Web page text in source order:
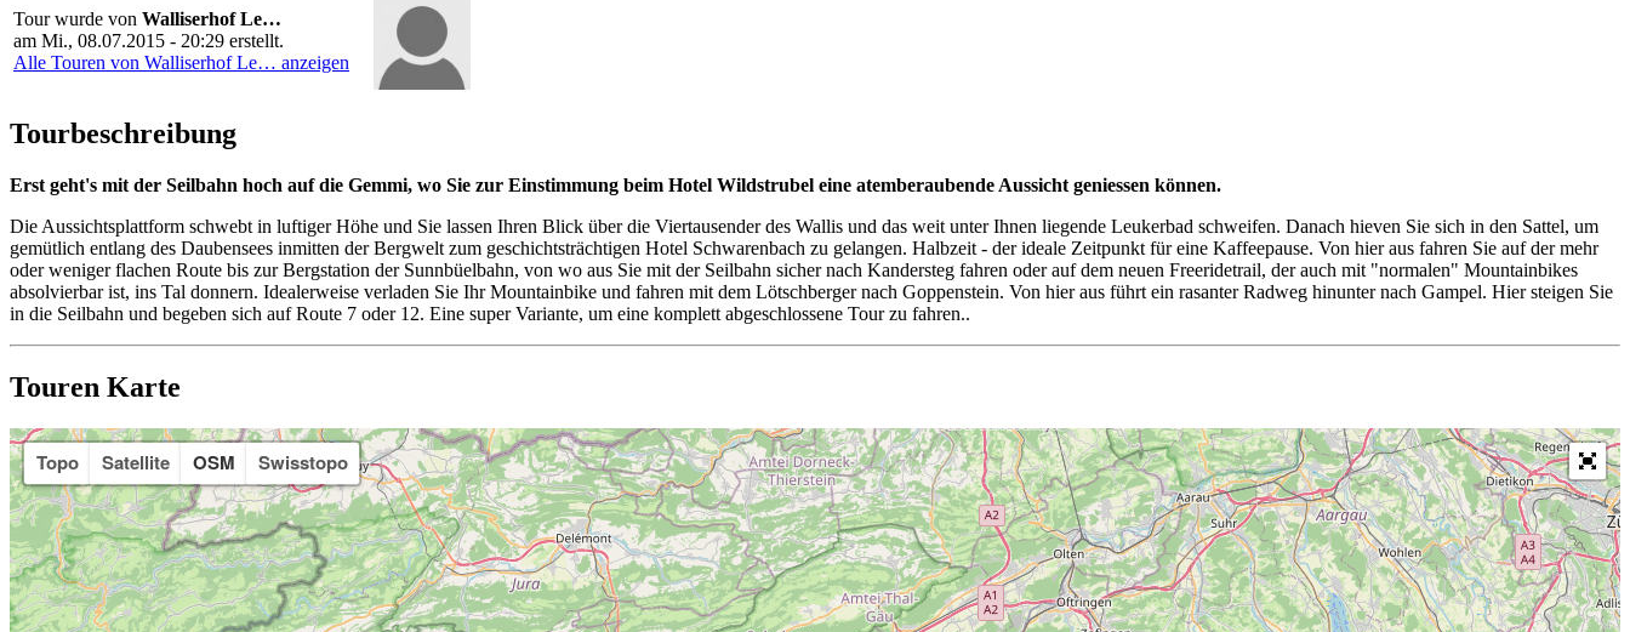
Tour wurde von Walliserhof Le…
am Mi., 08.07.2015 - 20:29 erstellt.
Alle Touren von Walliserhof Le… anzeigen
Tourbeschreibung
Erst geht's mit der Seilbahn hoch auf die Gemmi, wo Sie zur Einstimmung beim Hotel Wildstrubel eine atemberaubende Aussicht geniessen können.
Die Aussichtsplattform schwebt in luftiger Höhe und Sie lassen Ihren Blick über die Viertausender des Wallis und das weit unter Ihnen liegende Leukerbad schweifen. Danach hieven Sie sich in den Sattel, um
gemütlich entlang des Daubensees inmitten der Bergwelt zum geschichtsträchtigen Hotel Schwarenbach zu gelangen. Halbzeit - der ideale Zeitpunkt für eine Kaffeepause. Von hier aus fahren Sie auf der mehr
oder weniger flachen Route bis zur Bergstation der Sunnbüelbahn, von wo aus Sie mit der Seilbahn sicher nach Kandersteg fahren oder auf dem neuen Freeridetrail, der auch mit "normalen" Mountainbikes
absolvierbar ist, ins Tal donnern. Idealerweise verladen Sie Ihr Mountainbike und fahren mit dem Lötschberger nach Goppenstein. Von hier aus führt ein rasanter Radweg hinunter nach Gampel. Hier steigen Sie
in die Seilbahn und begeben sich auf Route 7 oder 12. Eine super Variante, um eine komplett abgeschlossene Tour zu fahren..
Touren Karte
Topo Satellite OSM Swisstopo